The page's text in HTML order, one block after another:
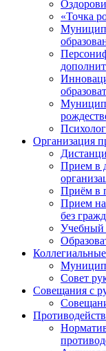
«Точка
Организация
Прием в
Приём в
Прием
без
Учебный
Совет
Совещания с